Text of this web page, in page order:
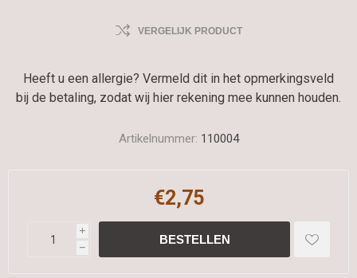
VERGELIJK PRODUCT
Heeft u een allergie? Vermeld dit in het opmerkingsveld
bij de betaling, zodat wij hier rekening mee kunnen houden.
Artikelnummer: 110004
€2,75
i
h